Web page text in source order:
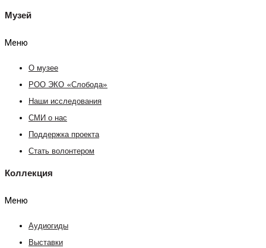
Музей
Меню
О музее
РОО ЭКО «Слобода»
Наши исследования
СМИ о нас
Поддержка проекта
Стать волонтером
Коллекция
Меню
Аудиогиды
Выставки